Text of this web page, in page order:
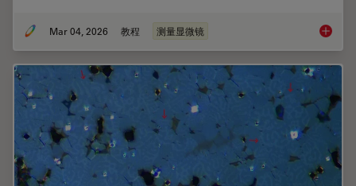
Mar 04, 2026 教程 测量显微镜 显微镜